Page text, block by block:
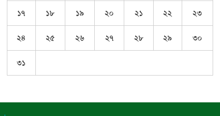
১৭ ১৮ ১৯ ২০ ২১ ২২ ২৩
২৪ ২৫ ২৬ ২৭ ২৮ ২৯ ৩০
৩১